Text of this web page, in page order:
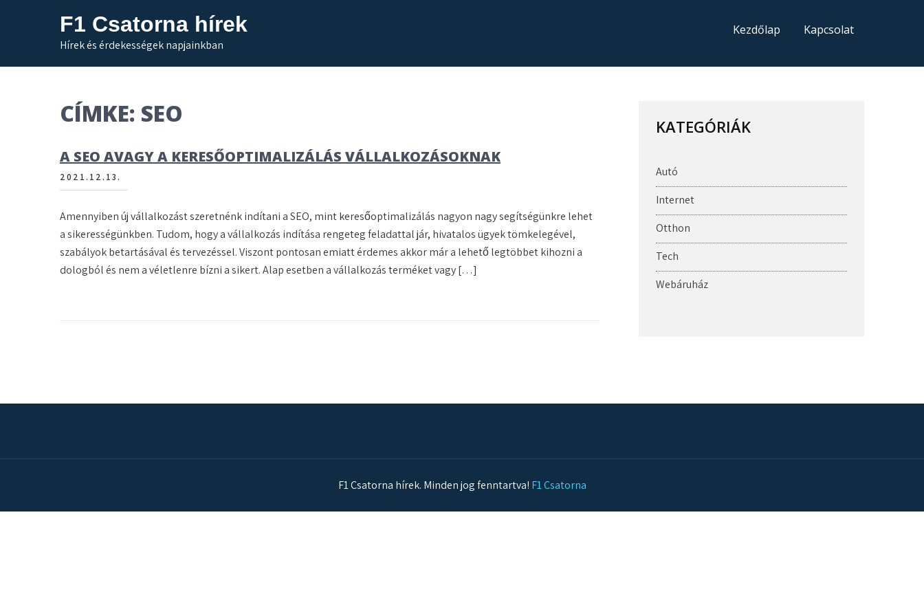
F1 Csatorna hírek
Hírek és érdekességek napjainkban
Kezdőlap Kapcsolat
CÍMKE: SEO
A SEO AVAGY A KERESŐOPTIMALIZÁLÁS VÁLLALKOZÁSOKNAK
2021.12.13.
Amennyiben új vállalkozást szeretnénk indítani a SEO, mint keresőoptimalizálás nagyon nagy segítségünkre lehet
a sikerességünkben. Tudom, hogy a vállalkozás indítása rengeteg feladattal jár, hivatalos ügyek tömkelegével,
szabályok betartásával és tervezéssel. Viszont pontosan emiatt érdemes akkor már a lehető legtöbbet kihozni a
dologból és nem a véletlenre bízni a sikert. Alap esetben a vállalkozás terméket vagy […]
KATEGÓRIÁK
Autó
Internet
Otthon
Tech
Webáruház
F1 Csatorna hírek. Minden jog fenntartva! F1 Csatorna